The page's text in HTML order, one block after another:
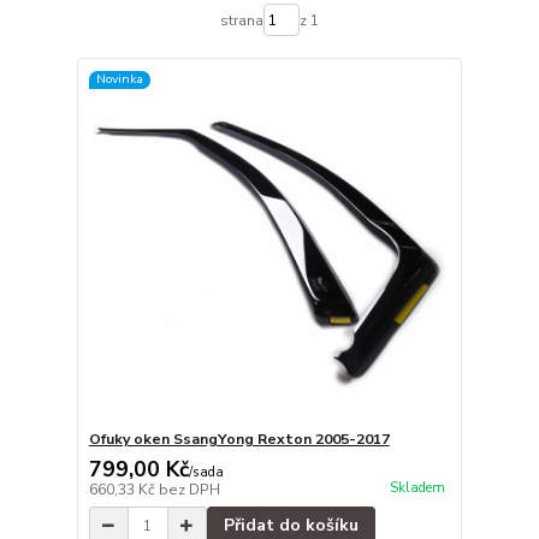
strana z 1
Novinka
Ofuky oken SsangYong Rexton 2005-2017
799,00 Kč/sada
660,33 Kč bez DPH Skladem
Přidat do košíku